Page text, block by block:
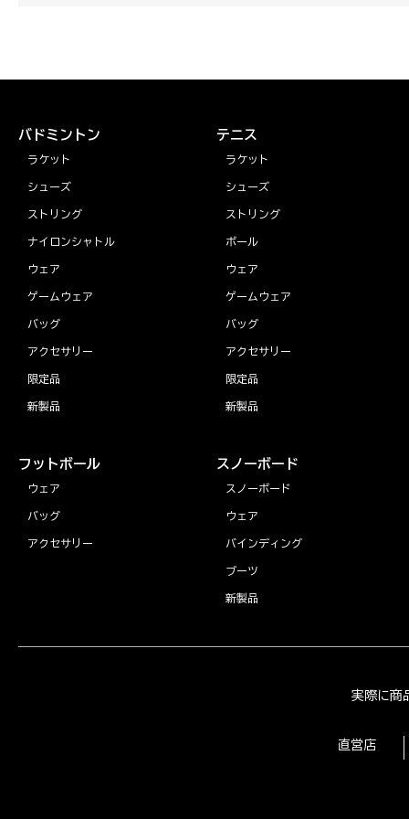
バドミントン
ラケット
シューズ
ストリング
ナイロンシャトル
ウェア
ゲームウェア
バッグ
アクセサリー
限定品
新製品
テニス
ラケット
シューズ
ストリング
ボール
ウェア
ゲームウェア
バッグ
アクセサリー
限定品
新製品
フットボール
ウェア
バッグ
アクセサリー
スノーボード
スノーボード
ウェア
バインディング
ブーツ
新製品
実際に商
直営店